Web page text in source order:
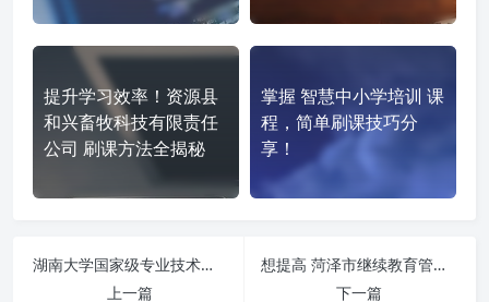
提升学习效率！资源县
和兴畜牧科技有限责任
公司 刷课方法全揭秘
掌握 智慧中小学培训 课
程，简单刷课技巧分
享！
湖南大学国家级专业技术人员继续教育基地-https://jxjyjd.hnu.edu.cn/ 刷课也能轻松过！简单技巧大公开
上一篇
想提高 菏泽市继续教育管理平台-菏泽市人力资源发展促进会学习平台-http://mh.shunjy.com:8090/index_c.html 刷课效率？看看这些实用技巧
下一篇